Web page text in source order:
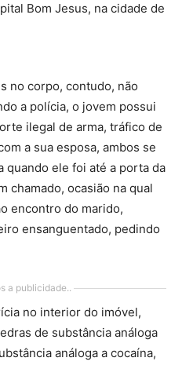
Bom Jesus, na cidade de
no corpo, contudo, não
a polícia, o jovem possui
ilegal de arma, tráfico de
a sua esposa, ambos se
quando ele foi até a porta da
chamado, ocasião na qual
encontro do marido,
ensanguentado, pedindo
a publicidade..
no interior do imóvel,
de substância análoga
análoga a cocaína,